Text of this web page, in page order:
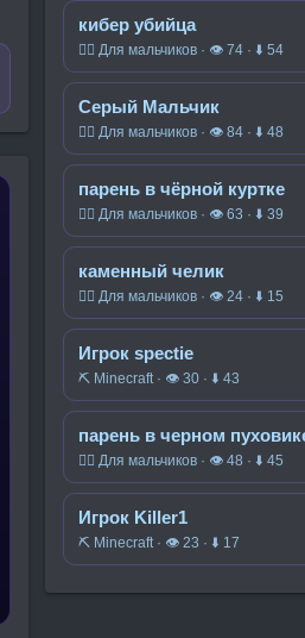
кибер убийца
🧍‍♂️ Для мальчиков · 👁 74 · ⬇ 54
Серый Мальчик
🧍‍♂️ Для мальчиков · 👁 84 · ⬇ 48
парень в чёрной куртке
🧍‍♂️ Для мальчиков · 👁 63 · ⬇ 39
каменный челик
🧍‍♂️ Для мальчиков · 👁 24 · ⬇ 15
Игрок spectie
⛏️ Minecraft · 👁 30 · ⬇ 43
парень в черном
🧍‍♂️ Для мальчиков · 👁 48 · ⬇ 45
Игрок Killer1
⛏️ Minecraft · 👁 23 · ⬇ 17